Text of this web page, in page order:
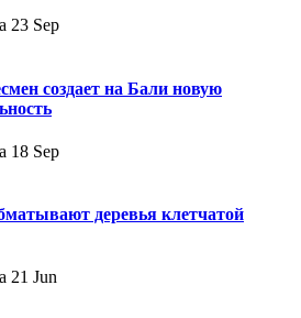
23 Sep
создает на Бали новую
18 Sep
деревья клетчатой
21 Jun